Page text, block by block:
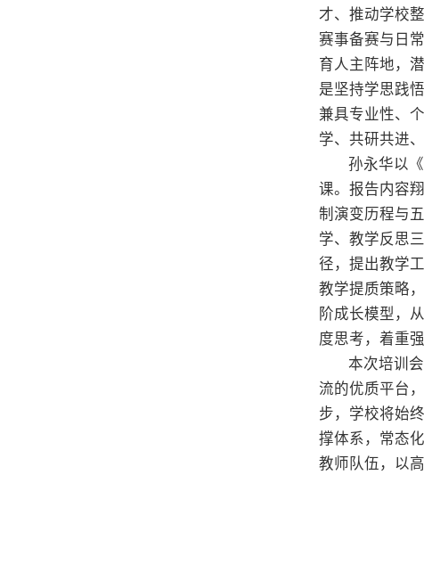
才、推动学校
赛事备赛与日
育人主阵地，
是坚持学思践
兼具专业性、
学、共研共进
孙永华以
课。报告内容
制演变历程与
学、教学反思
径，提出教学
教学提质策略
阶成长模型，
度思考，着重
本次培训
流的优质平台
步，学校将始
撑体系，常态
教师队伍，以